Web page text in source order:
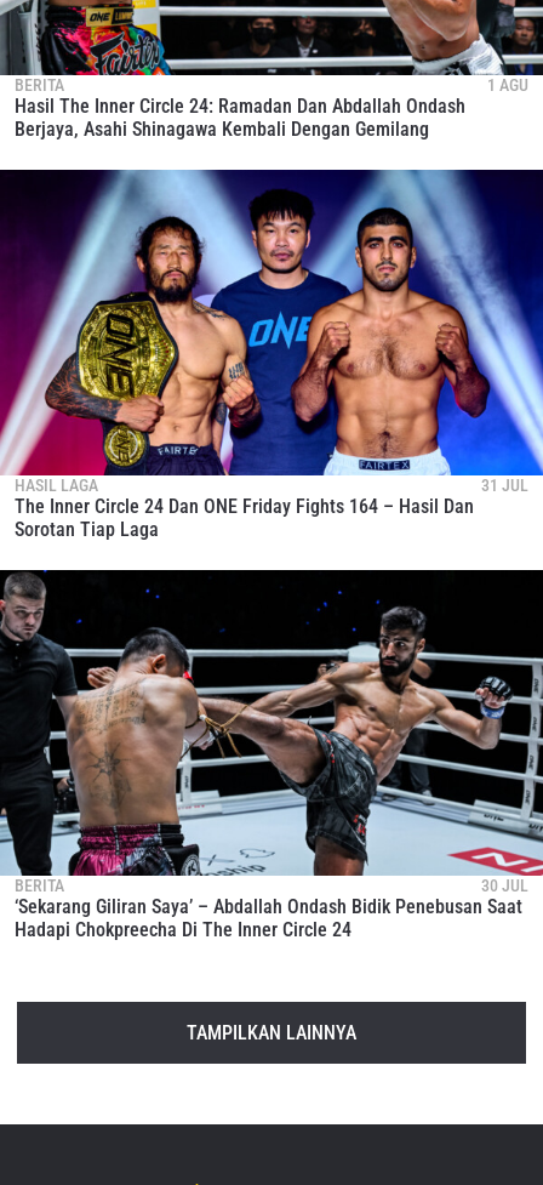
BERITA 1 AGU
Hasil The Inner Circle 24: Ramadan Dan Abdallah Ondash
Berjaya, Asahi Shinagawa Kembali Dengan Gemilang
HASIL LAGA 31 JUL
The Inner Circle 24 Dan ONE Friday Fights 164 – Hasil Dan
Sorotan Tiap Laga
BERITA 30 JUL
‘Sekarang Giliran Saya’ – Abdallah Ondash Bidik Penebusan Saat
Hadapi Chokpreecha Di The Inner Circle 24
TAMPILKAN LAINNYA